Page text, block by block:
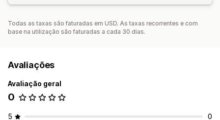
Todas as taxas são faturadas em USD. As taxas recorrentes e com
base na utilização são faturadas a cada 30 dias.
Avaliações
Avaliação geral
0
5 0